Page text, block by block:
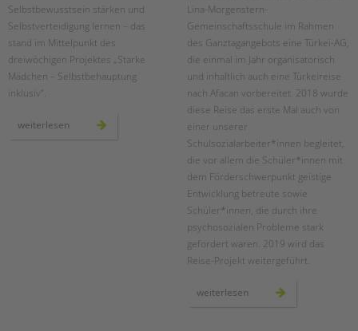
Selbstbewusstsein stärken und
Selbstverteidigung lernen – das
stand im Mittelpunkt des
dreiwöchigen Projektes „Starke
Mädchen – Selbstbehauptung
inklusiv“.
weiterlesen
mädchen
Lina-Morgenstern-
Gemeinschaftsschule im Rahmen
des Ganztagangebots eine Türkei-AG,
die einmal im Jahr organisatorisch
und inhaltlich auch eine Türkeireise
nach Afacan vorbereitet. 2018 wurde
diese Reise das erste Mal auch von
einer unserer
Schulsozialarbeiter*innen begleitet,
die vor allem die Schüler*innen mit
dem Förderschwerpunkt geistige
Entwicklung betreute sowie
Schüler*innen, die durch ihre
psychosozialen Probleme stark
gefordert waren. 2019 wird das
Reise-Projekt weitergeführt.
weiterlesen plastik